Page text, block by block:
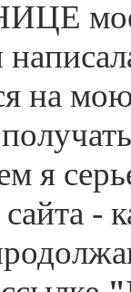
на
я
-